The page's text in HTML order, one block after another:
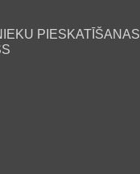
PIESKATĪŠANAS